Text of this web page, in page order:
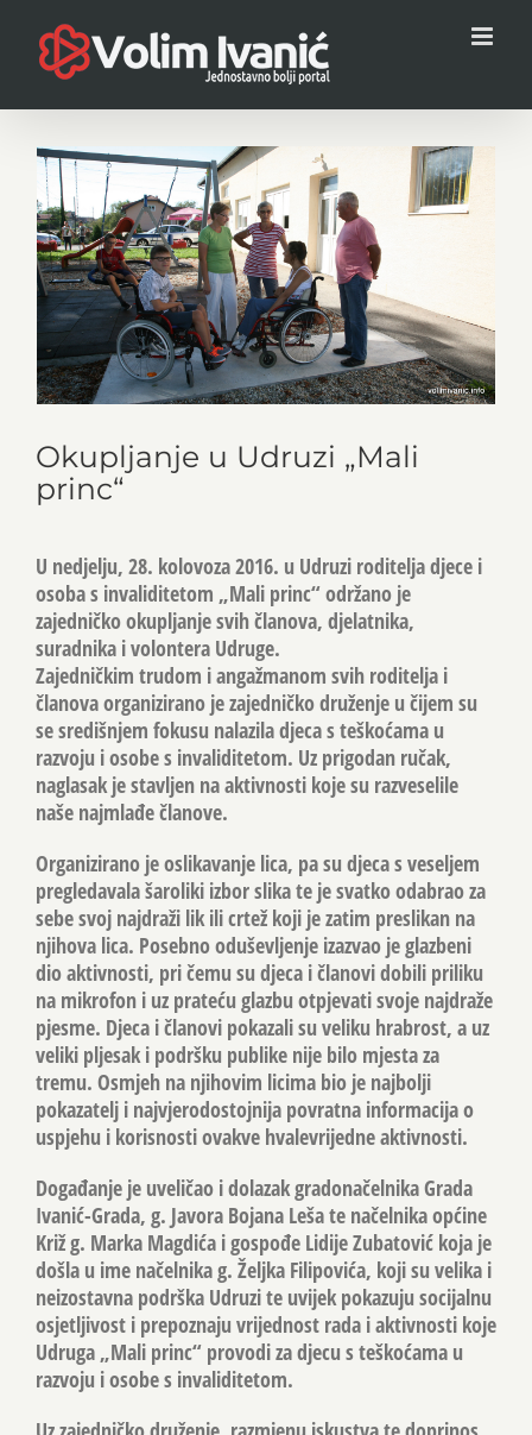
content
View
Larger
Image
Okupljanje u Udruzi „Mali
princ“
U nedjelju, 28. kolovoza 2016. u Udruzi roditelja djece i
osoba s invaliditetom „Mali princ“ održano je
zajedničko okupljanje svih članova, djelatnika,
suradnika i volontera Udruge.
Zajedničkim trudom i angažmanom svih roditelja i
članova organizirano je zajedničko druženje u čijem su
se središnjem fokusu nalazila djeca s teškoćama u
razvoju i osobe s invaliditetom. Uz prigodan ručak,
naglasak je stavljen na aktivnosti koje su razveselile
naše najmlađe članove.
Organizirano je oslikavanje lica, pa su djeca s veseljem
pregledavala šaroliki izbor slika te je svatko odabrao za
sebe svoj najdraži lik ili crtež koji je zatim preslikan na
njihova lica. Posebno oduševljenje izazvao je glazbeni
dio aktivnosti, pri čemu su djeca i članovi dobili priliku
na mikrofon i uz prateću glazbu otpjevati svoje najdraže
pjesme. Djeca i članovi pokazali su veliku hrabrost, a uz
veliki pljesak i podršku publike nije bilo mjesta za
tremu. Osmjeh na njihovim licima bio je najbolji
pokazatelj i najvjerodostojnija povratna informacija o
uspjehu i korisnosti ovakve hvalevrijedne aktivnosti.
Događanje je uveličao i dolazak gradonačelnika Grada
Ivanić-Grada, g. Javora Bojana Leša te načelnika općine
Križ g. Marka Magdića i gospođe Lidije Zubatović koja je
došla u ime načelnika g. Željka Filipovića, koji su velika i
neizostavna podrška Udruzi te uvijek pokazuju socijalnu
osjetljivost i prepoznaju vrijednost rada i aktivnosti koje
Udruga „Mali princ“ provodi za djecu s teškoćama u
razvoju i osobe s invaliditetom.